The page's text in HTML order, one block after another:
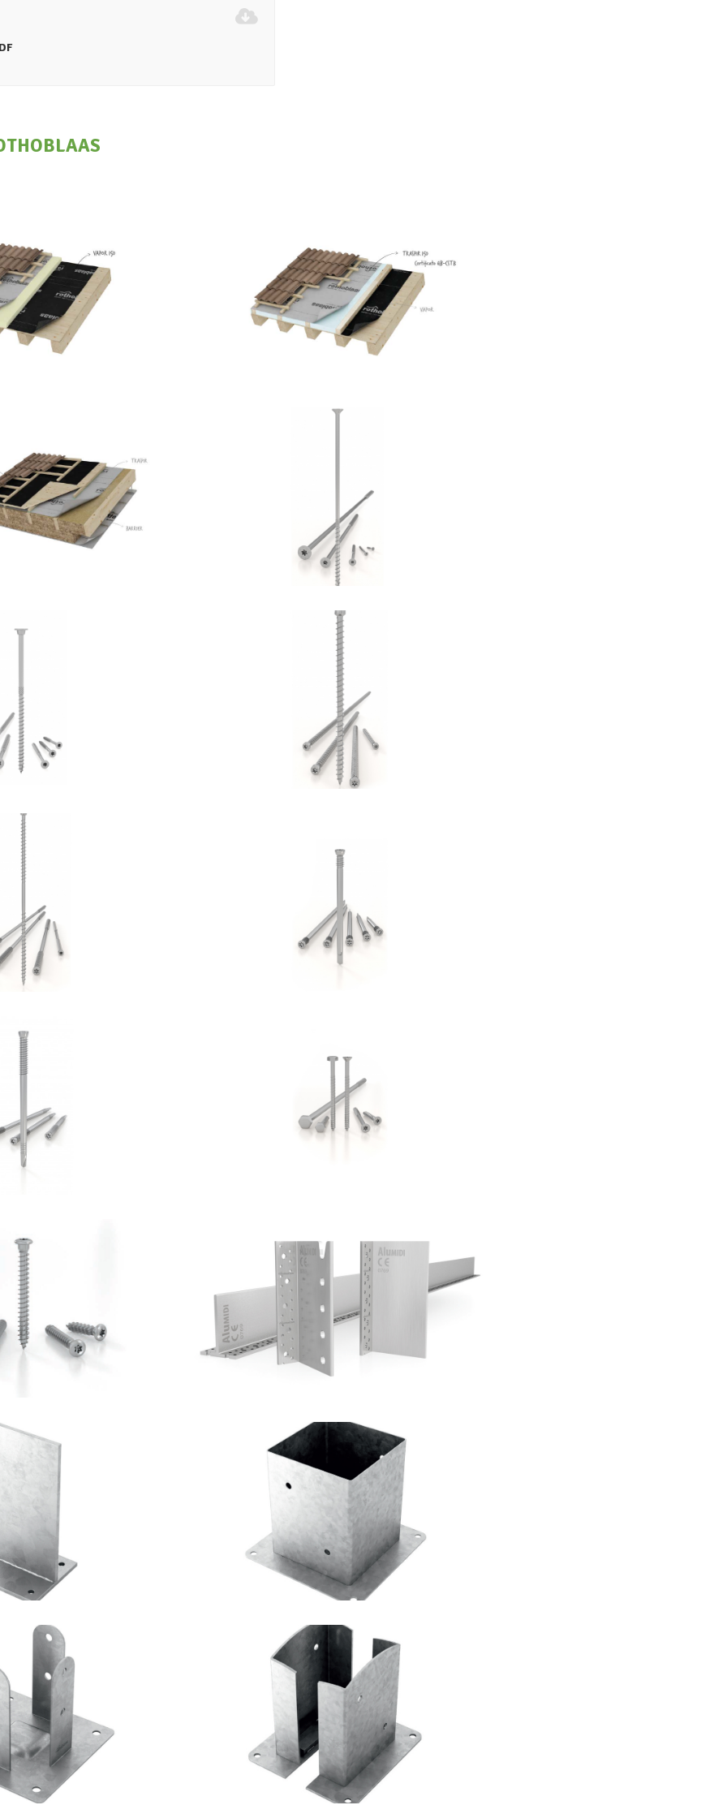
140 Traspir 150
ROTHOBLAAS
400
ROTHOBLAAS
Vite VGZ
ROTHOBLAAS
DGZ
ROTHOBLAAS
SBD Vite per cemento SKR:SKS
ROTHOBLAAS
LBS Staffa a scomparsa Alumidi
ROTHOBLAAS
Portapilastro TYP F50
ROTHOBLAAS
TYP F51 Portapilastro TYP FD20
ROTHOBLAAS